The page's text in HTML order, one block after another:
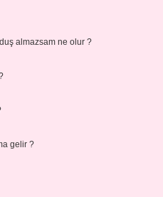
almazsam ne olur ?
gelir ?